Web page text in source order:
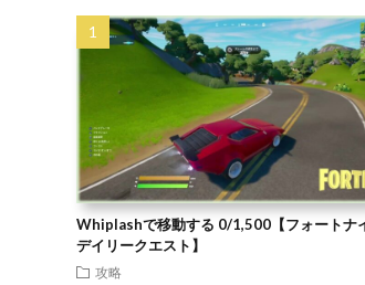
Whiplashで移動する 0/1,500【フォートナ
デイリークエスト】
攻略